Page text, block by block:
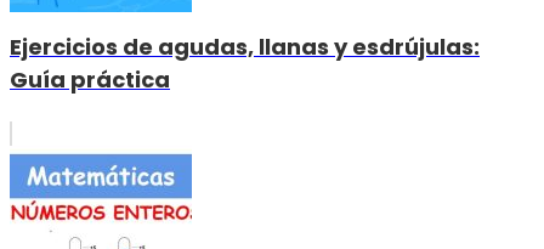
Ejercicios de agudas, llanas y esdrújulas:
Guía práctica